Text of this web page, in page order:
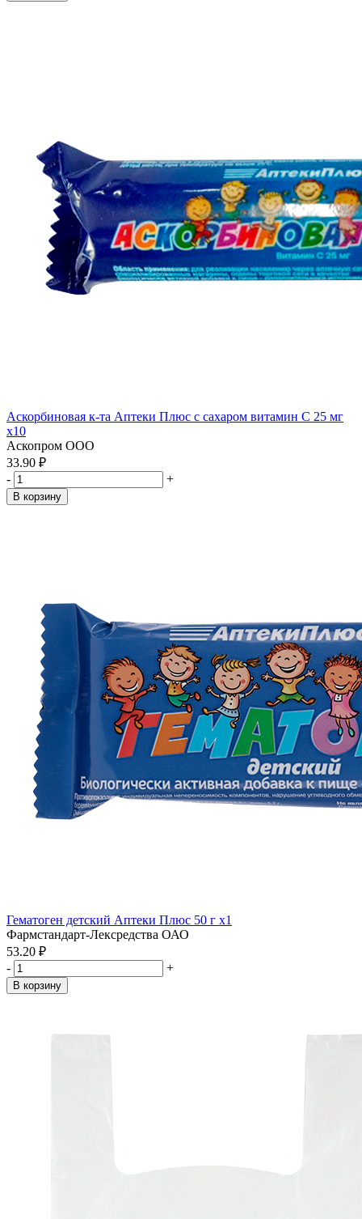
Аскорбиновая к-та Аптеки Плюс с сахаром витамин С 25 мг
x10
Аскопром ООО
33.90 ₽
-
+
В корзину
Гематоген детский Аптеки Плюс 50 г x1
Фармстандарт-Лексредства ОАО
53.20 ₽
-
+
В корзину